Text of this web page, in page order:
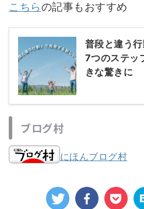
こちらの記事もおすすめ
普段と違う
7つのステッ
きな驚きに
ブログ村
にほんブログ村